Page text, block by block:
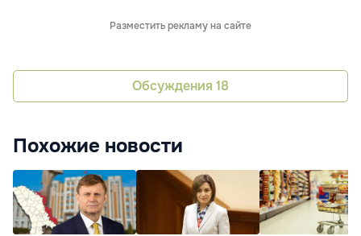
Разместить рекламу на сайте
Обсуждения 18
Похожие новости